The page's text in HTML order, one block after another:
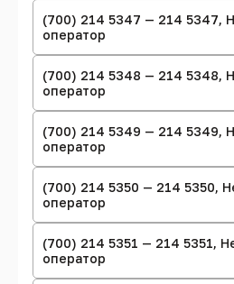
(700) 214 5347 — 214 5347,
оператор
(700) 214 5348 — 214 5348,
оператор
(700) 214 5349 — 214 5349,
оператор
(700) 214 5350 — 214 5350,
оператор
(700) 214 5351 — 214 5351,
оператор